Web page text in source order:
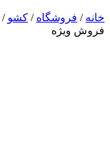
خانه / فروشگاه / کشو /
فروش ویژه